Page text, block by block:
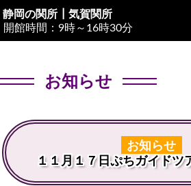
静岡の関所┃気賀関所
開館時間：9時～16時30分
お知らせ
お知らせ
１１月１７日ぷちガイドツ